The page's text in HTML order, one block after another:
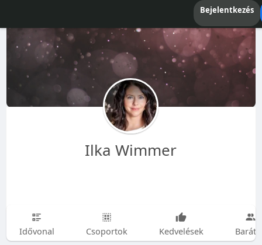
Bejelentkezés
Ilka Wimmer
Idővonal Csoportok Kedvelések